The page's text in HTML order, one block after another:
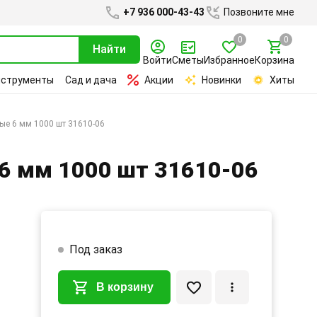
+7 936 000-43-43 Позвоните мне
Найти
ВойтиСметыИзбранное
0
Корзина
0
Сад и дача Акции Новинки Хиты
6 мм 1000 шт 31610-06
мм 1000 шт 31610-06
Под заказ
В корзину